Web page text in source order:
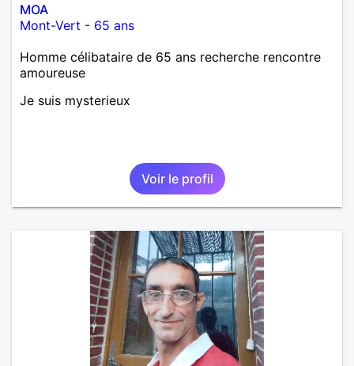
MOA
Mont-Vert - 65 ans
Homme célibataire de 65 ans recherche rencontre
amoureuse
Je suis mysterieux
Voir le profil